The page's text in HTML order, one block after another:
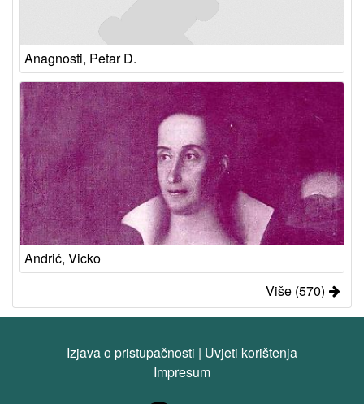
Anagnosti, Petar D.
Andrić, Vicko
Više (570)
Izjava o pristupačnosti | Uvjeti korištenja
Impresum